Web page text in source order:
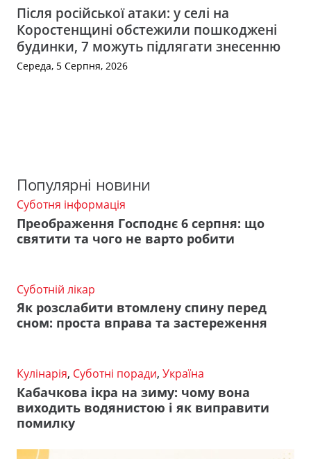
Після російської атаки: у селі на
Коростенщині обстежили пошкоджені
будинки, 7 можуть підлягати знесенню
Середа, 5 Серпня, 2026
Популярні новини
Суботня інформація
Преображення Господнє 6 серпня: що
святити та чого не варто робити
Суботній лікар
Як розслабити втомлену спину перед
сном: проста вправа та застереження
Кулінарія, Суботні поради, Україна
Кабачкова ікра на зиму: чому вона
виходить водянистою і як виправити
помилку